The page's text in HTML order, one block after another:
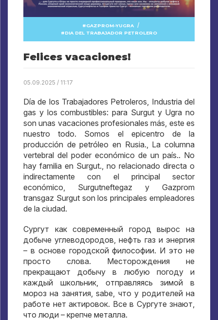
GAZPROM-YUGRA /
DIA DEL TRABAJADOR PETROLERO
Felices vacaciones!
05.09.2025 / 11:17
Día de los Trabajadores Petroleros, Industria del
gas y los combustibles: para Surgut y Ugra no
son unas vacaciones profesionales más, este es
nuestro todo. Somos el epicentro de la
producción de petróleo en Rusia., La columna
vertebral del poder económico de un país.. No
hay familia en Surgut., no relacionado directa o
indirectamente con el principal sector
económico, Surgutneftegaz y Gazprom
transgaz Surgut son los principales empleadores
de la ciudad.
Сургут как современный город вырос на
добыче углеводородов ,нефть газ и энергия
– в основе городской философии. И это не
просто слова. Месторождения не
прекращают добычу в любую погоду и
каждый школьник
отправляясь зимой в
мороз на занятия , sabe, что у родителей на
работе нет актировок. Все в Сургуте знают
что люди – крепче металла.